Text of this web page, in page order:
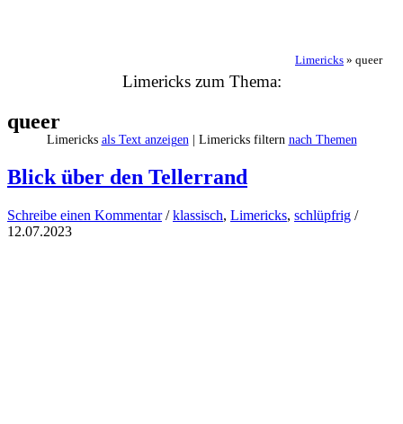
Limericks » queer
Limericks zum Thema:
queer
Limericks als Text anzeigen| Limericks filtern nach Themen
Blick über den Tellerrand
Schreibe einen Kommentar /klassisch, Limericks, schlüpfrig /
12.07.2023